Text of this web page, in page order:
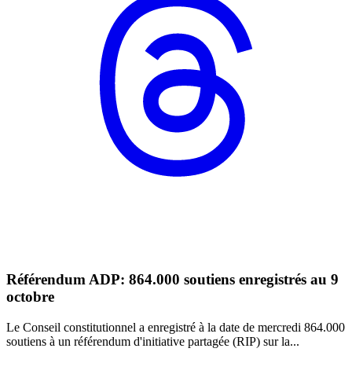
Référendum ADP: 864.000 soutiens enregistrés au 9
octobre
Le Conseil constitutionnel a enregistré à la date de mercredi 864.000
soutiens à un référendum d'initiative partagée (RIP) sur la...